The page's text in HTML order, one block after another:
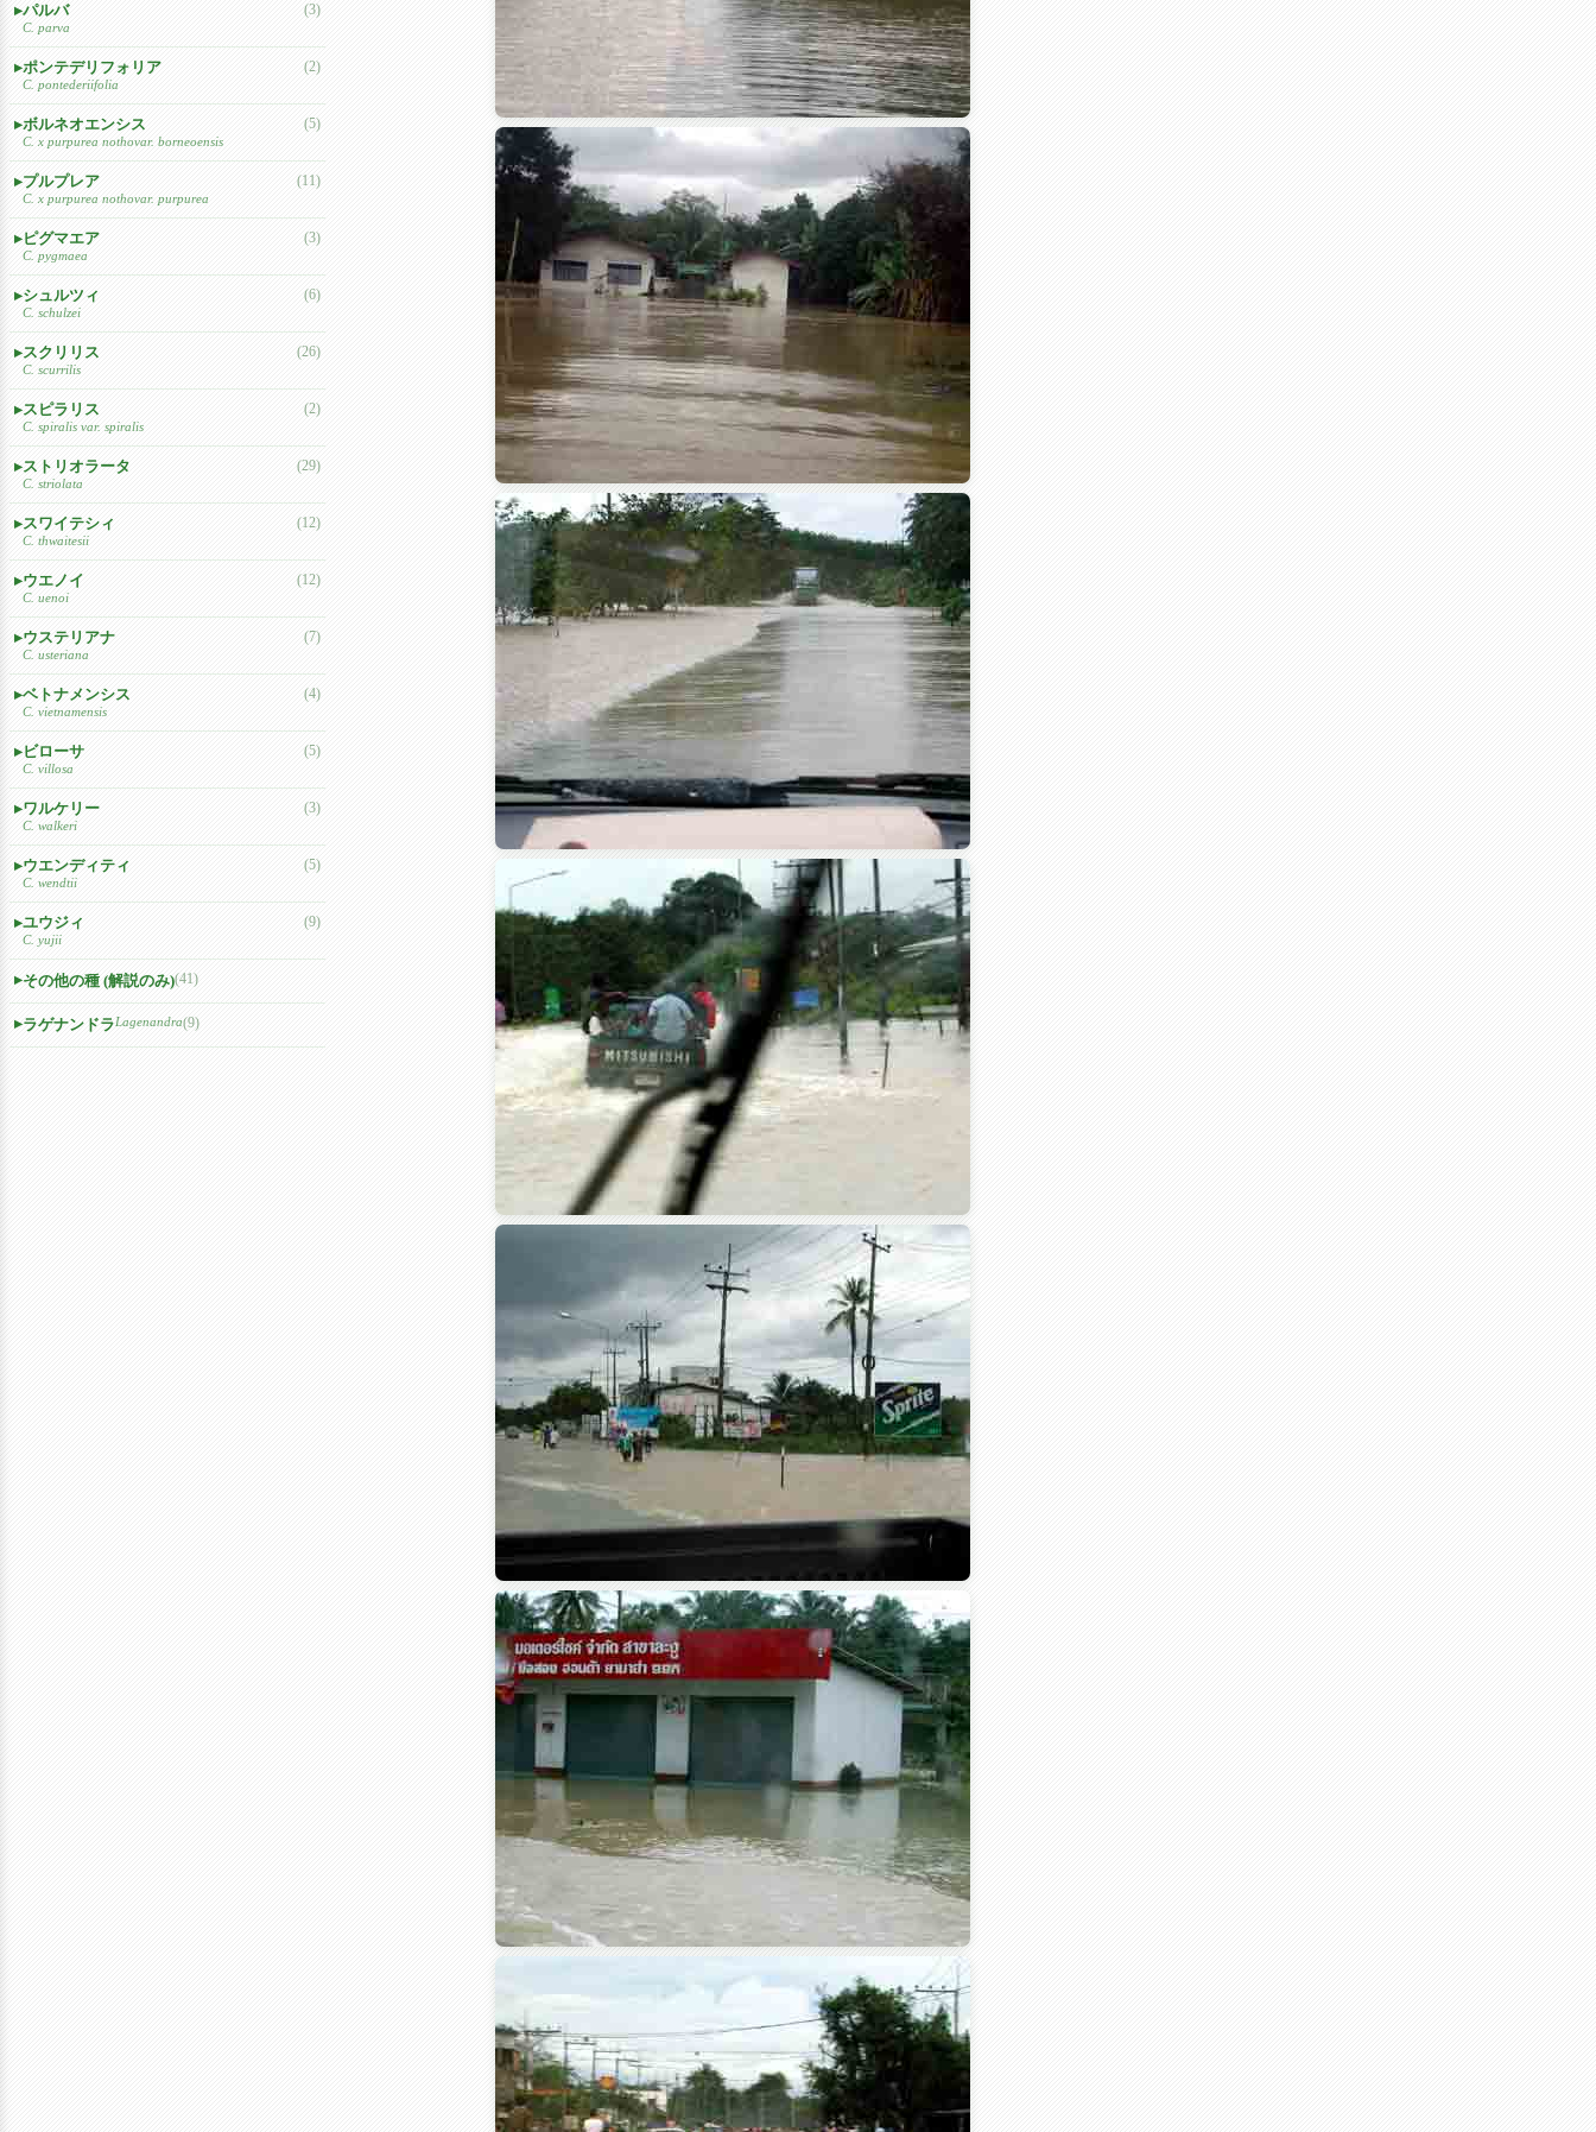
パルバ
C. parva
(3)
ポンテデリフォリア
C. pontederiifolia
(2)
ボルネオエンシス
C. x purpurea nothovar. borneoensis
(5)
プルプレア
C. x purpurea nothovar. purpurea
(11)
ピグマエア
C. pygmaea
(3)
シュルツィ
C. schulzei
(6)
スクリリス
C. scurrilis
(26)
スピラリス
C. spiralis var. spiralis
(2)
ストリオラータ
C. striolata
(29)
スワイテシィ
C. thwaitesii
(12)
ウエノイ
C. uenoi
(12)
ウステリアナ
C. usteriana
(7)
ベトナメンシス
C. vietnamensis
(4)
ビローサ
C. villosa
(5)
ワルケリー
C. walkeri
(3)
ウエンディティ
C. wendtii
(5)
ユウジィ
C. yujii
(9)
その他の種 (解説のみ)(41)
ラゲナンドラLagenandra(9)